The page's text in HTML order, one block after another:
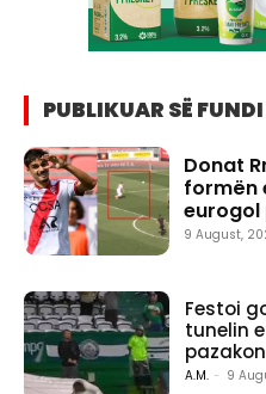
PUBLIKUAR SË FUNDI
Donat
formën
eurogol
9 August,
Festoi
tunelin
A.M. - 9